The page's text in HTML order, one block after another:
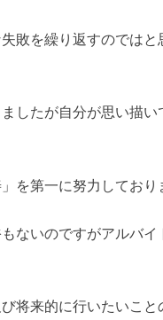
敗を繰り返すのでは
したが自分が思い描
を第一に努力しており
ないのですがアルバ
将来的に行いたいこと